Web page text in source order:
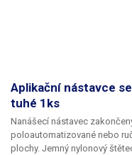
Aplikační nástavce
tuhé 1ks
Nanášecí nástavec
poloautomatizované nebo
plochy. Jemný nylonový